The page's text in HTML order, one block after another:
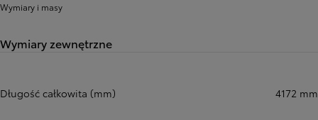
Wymiary i masy
Wymiary zewnętrzne
Długość całkowita (mm) 4172 mm